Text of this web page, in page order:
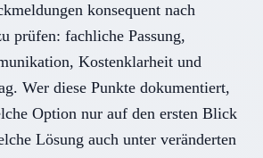
konsequent nach
prüfen: fachliche Passung,
Kostenklarheit und
Wer diese Punkte dokumentiert,
Option nur auf den ersten Blick
Lösung auch unter veränderten